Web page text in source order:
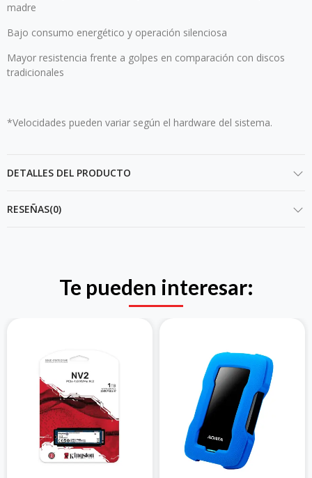
madre
Bajo consumo energético y operación silenciosa
Mayor resistencia frente a golpes en comparación con discos
tradicionales
*Velocidades pueden variar según el hardware del sistema.
DETALLES DEL PRODUCTO
RESEÑAS(0)
Te pueden interesar: